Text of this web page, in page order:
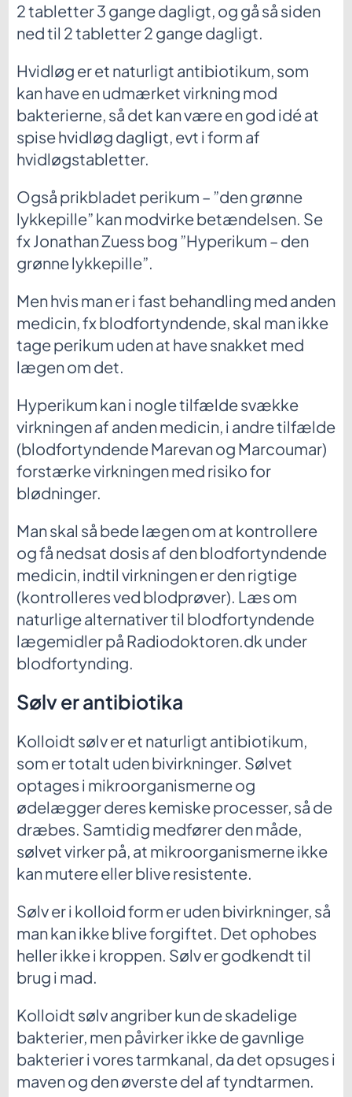
2 tabletter 3 gange dagligt, og gå så siden
ned til 2 tabletter 2 gange dagligt.
Hvidløg er et naturligt antibiotikum, som
kan have en udmærket virkning mod
bakterierne, så det kan være en god idé at
spise hvidløg dagligt, evt i form af
hvidløgstabletter.
Også prikbladet perikum – ”den grønne
lykkepille” kan modvirke betændelsen. Se
fx Jonathan Zuess bog ”Hyperikum – den
grønne lykkepille”.
Men hvis man er i fast behandling med anden
medicin, fx blodfortyndende, skal man ikke
tage perikum uden at have snakket med
lægen om det.
Hyperikum kan i nogle tilfælde svække
virkningen af anden medicin, i andre tilfælde
(blodfortyndende Marevan og Marcoumar)
forstærke virkningen med risiko for
blødninger.
Man skal så bede lægen om at kontrollere
og få nedsat dosis af den blodfortyndende
medicin, indtil virkningen er den rigtige
(kontrolleres ved blodprøver). Læs om
naturlige alternativer til blodfortyndende
lægemidler på Radiodoktoren.dk under
blodfortynding.
Sølv er antibiotika
Kolloidt sølv er et naturligt antibiotikum,
som er totalt uden bivirkninger. Sølvet
optages i mikroorganismerne og
ødelægger deres kemiske processer, så de
dræbes. Samtidig medfører den måde,
sølvet virker på, at mikroorganismerne ikke
kan mutere eller blive resistente.
Sølv er i kolloid form er uden bivirkninger, så
man kan ikke blive forgiftet. Det ophobes
heller ikke i kroppen. Sølv er godkendt til
brug i mad.
Kolloidt sølv angriber kun de skadelige
bakterier, men påvirker ikke de gavnlige
bakterier i vores tarmkanal, da det opsuges i
maven og den øverste del af tyndtarmen.